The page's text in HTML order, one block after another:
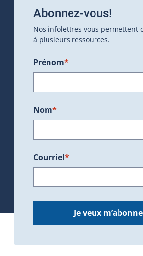
Abonnez-vous!
Nos infolettres vous permettent
à plusieurs ressources.
Prénom*
Nom*
Courriel*
Je veux